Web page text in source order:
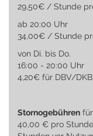
29,50€ / Stunde
ab 20:00 Uhr
34,00€ / Stunde
von Di. bis Do.
16:00 - 20:00 Uhr
4,20€ für DBV/
Stornogebühren
40,00 € pro